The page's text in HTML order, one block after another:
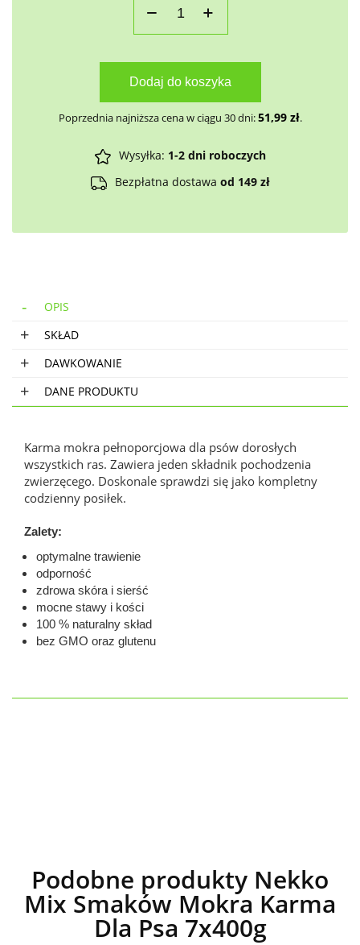
Dodaj do koszyka
Poprzednia najniższa cena w ciągu 30 dni:51,99 zł.
Wysyłka: 1-2 dni roboczych
Bezpłatna dostawa od 149 zł
OPIS
SKŁAD
DAWKOWANIE
DANE PRODUKTU
Karma mokra pełnoporcjowa dla psów dorosłych
wszystkich ras. Zawiera jeden składnik pochodzenia
zwierzęcego. Doskonale sprawdzi się jako kompletny
codzienny posiłek.
Zalety:
optymalne trawienie
odporność
zdrowa skóra i sierść
mocne stawy i kości
100 % naturalny skład
bez GMO oraz glutenu
Podobne produkty Nekko
Mix Smaków Mokra Karma
Dla Psa 7x400g